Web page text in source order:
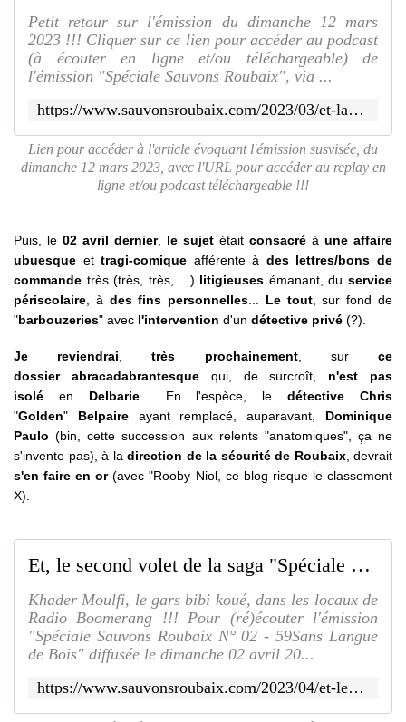
Petit retour sur l'émission du dimanche 12 mars
2023 !!! Cliquer sur ce lien pour accéder au podcast
(à écouter en ligne et/ou téléchargeable) de
l'émission "Spéciale Sauvons Roubaix", via ...
https://www.sauvonsroubaix.com/2023/03/et-la-premiere-de-la-serie-d-emissions-speciale-sauvons-roubaix-via-59sans-langue-de-bois-sur-boomerang.fut.html
Lien pour accéder à l'article évoquant l'émission susvisée, du
dimanche 12 mars 2023, avec l'URL pour accéder au replay en
ligne et/ou podcast téléchargeable !!!
Puis, le 02 avril dernier, le sujet était consacré à une affaire
ubuesque ettragi-comique afférente à des lettres/bons de
commande très (très, très, ...) litigieuses émanant, du service
périscolaire , à des fins personnelles Le tout, sur fond de
"barbouzeries" avec l'intervention d'un détective privé (?).
Je reviendrai ,très prochainement, surce
dossier abracadabrantesquequi, de surcroît, n'est pas
isolé en Delbarie... En l'espèce, ledétective Chris
"Golden" Belpaireayant remplacé, auparavant,
Dominique
Paulo (bin, cette succession aux relents "anatomiques", ça ne
s'invente pas), à la direction de la sécurité de Roubaix, devrait
s'en faire en or(avec "Rooby Niol, ce blog risque le classement
X).
Et, le second volet de la saga "Spéciale Sauvons Roubaix 59Sans Langue de Bois" sur Radio Boomerang... Fut !!! - SAUVONS ROUBAIX
Khader Moulfi, le gars bibi koué, dans les locaux de
Radio Boomerang !!! Pour (ré)écouter l'émission
"Spéciale Sauvons Roubaix N° 02 - 59Sans Langue
de Bois" diffusée le dimanche 02 avril 20...
https://www.sauvonsroubaix.com/2023/04/et-le-second-volet-de-la-saga-speciale-sauvons-roubaix-59sans-langue-de-bois-sur-radio-boomerang.fut.html